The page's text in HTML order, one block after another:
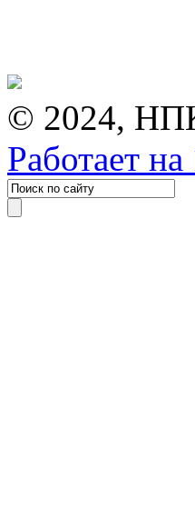
© 2024,
Работает